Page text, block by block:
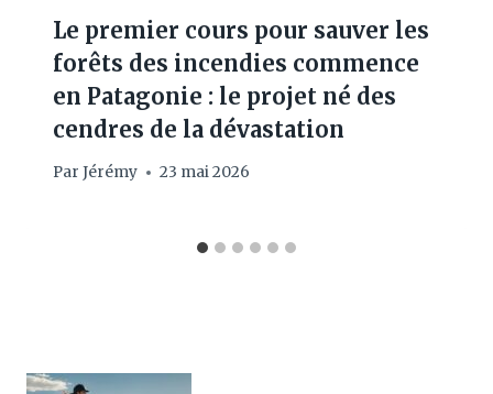
Le premier cours pour sauver les
forêts des incendies commence
en Patagonie : le projet né des
cendres de la dévastation
Par Jérémy 23 mai 2026